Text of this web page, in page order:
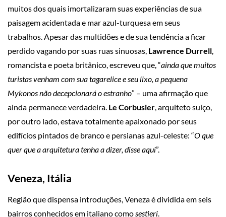
muitos dos quais imortalizaram suas experiências de sua
paisagem acidentada e mar azul-turquesa em seus
trabalhos. Apesar das multidões e de sua tendência a ficar
perdido vagando por suas ruas sinuosas, Lawrence Durrell,
romancista e poeta britânico, escreveu que, “ainda que muitos
turistas venham com sua tagarelice e seu lixo, a pequena
Mykonos não decepcionará o estranho” – uma afirmação que
ainda permanece verdadeira. Le Corbusier, arquiteto suíço,
por outro lado, estava totalmente apaixonado por seus
edifícios pintados de branco e persianas azul-celeste: “O que
quer que a arquitetura tenha a dizer, disse aqui”.
Veneza, Itália
Região que dispensa introduções, Veneza é dividida em seis
bairros conhecidos em italiano comosestieri.